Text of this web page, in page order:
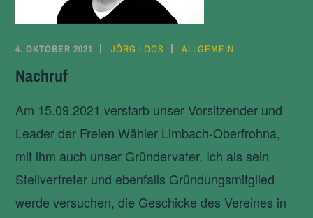
4. OKTOBER 2021 JÖRG LOOS ALLGEMEIN
Nachruf
Am 15.09.2021 verstarb unser Vorsitzender und
Leader der Freien Wähler Limbach-Oberfrohna,
mit ihm auch unser Gründervater. Ich als sein
Stellvertreter und ebenfalls Gründungsmitglied
werde versuchen, die Geschicke des Vereines in